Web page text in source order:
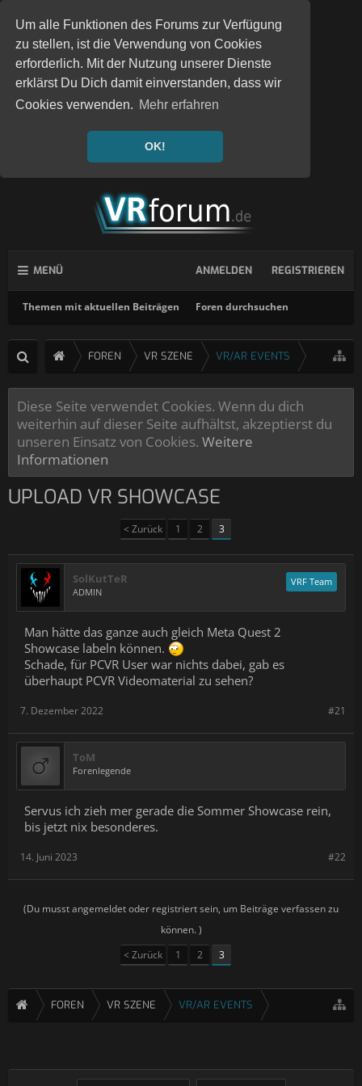
Um alle Funktionen des Forums zur Verfügung
zu stellen, ist die Verwendung von Cookies
erforderlich. Mit der Nutzung unserer Dienste
erklärst Du Dich damit einverstanden, dass wir
Cookies verwenden. Mehr erfahren
OK!
MENÜ
Themen mit aktuellen Beiträgen Foren durchsuchen
ANMELDEN REGISTRIEREN
FOREN VR SZENE VR/AR EVENTS
Diese Seite verwendet Cookies. Wenn du dich
weiterhin auf dieser Seite aufhältst, akzeptierst du
unseren Einsatz von Cookies. Weitere
Informationen
UPLOAD VR SHOWCASE
< Zurück 1 2 3
SolKutTeR
ADMIN
VRF Team
Man hätte das ganze auch gleich Meta Quest 2
Showcase labeln können.
Schade, für PCVR User war nichts dabei, gab es
überhaupt PCVR Videomaterial zu sehen?
#21
7. Dezember 2022
ToM
Forenlegende
Servus ich zieh mer gerade die Sommer Showcase rein,
bis jetzt nix besonderes.
#22
14. Juni 2023
(Du musst angemeldet oder registriert sein, um Beiträge verfassen zu
können. )
< Zurück
1 2 3
FOREN VR SZENE VR/AR EVENTS